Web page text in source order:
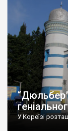
У Кореїзі